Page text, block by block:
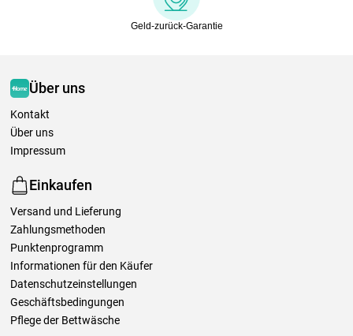
Geld-zurück-Garantie
Über uns
Kontakt
Über uns
Impressum
Einkaufen
Versand und Lieferung
Zahlungsmethoden
Punktenprogramm
Informationen für den Käufer
Datenschutzeinstellungen
Geschäftsbedingungen
Pflege der Bettwäsche